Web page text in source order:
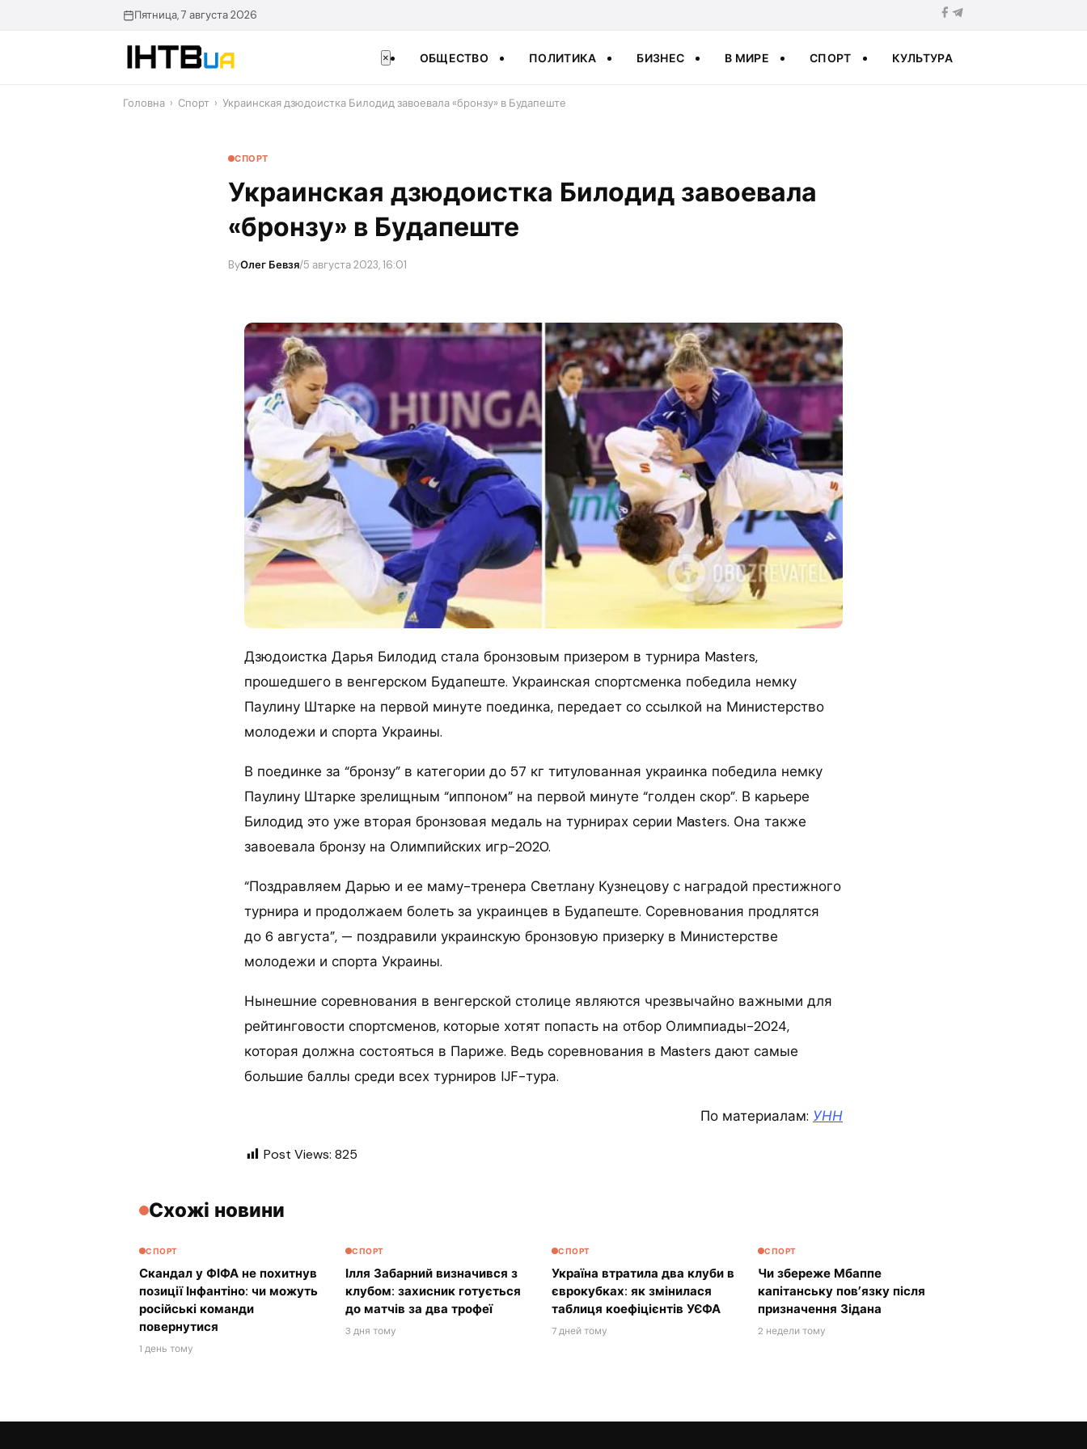
Пятница, 7 августа 2026
× ОБЩЕСТВО ПОЛИТИКА БИЗНЕС В МИРЕ СПОРТ КУЛЬТУРА
Головна › Спорт › Украинская дзюдоистка Билодид завоевала «бронзу» в Будапеште
СПОРТ
Украинская дзюдоистка Билодид завоевала
«бронзу» в Будапеште
ByОлег Бевзя/5 августа 2023, 16:01
Дзюдоистка Дарья Билодид стала бронзовым призером в турнира Masters,
прошедшего в венгерском Будапеште. Украинская спортсменка победила немку
Паулину Штарке на первой минуте поединка, передает со ссылкой на Министерство
молодежи и спорта Украины.
В поединке за “бронзу” в категории до 57 кг титулованная украинка победила немку
Паулину Штарке зрелищным “иппоном” на первой минуте “голден скор”. В карьере
Билодид это уже вторая бронзовая медаль на турнирах серии Masters. Она также
завоевала бронзу на Олимпийских игр-2020.
“Поздравляем Дарью и ее маму-тренера Светлану Кузнецову с наградой престижного
турнира и продолжаем болеть за украинцев в Будапеште. Соревнования продлятся
до 6 августа”, — поздравили украинскую бронзовую призерку в Министерстве
молодежи и спорта Украины.
Нынешние соревнования в венгерской столице являются чрезвычайно важными для
рейтинговости спортсменов, которые хотят попасть на отбор Олимпиады-2024,
которая должна состояться в Париже. Ведь соревнования в Masters дают самые
большие баллы среди всех турниров IJF-тура.
По материалам: УНН
Post Views: 825
Схожі новини
СПОРТ
Скандал у ФІФА не похитнув
позиції Інфантіно: чи можуть
російські команди
повернутися
1 день тому
СПОРТ
Ілля Забарний визначився з
клубом: захисник готується
до матчів за два трофеї
3 дня тому
СПОРТ
Україна втратила два клуби в
єврокубках: як змінилася
таблиця коефіцієнтів УЄФА
7 дней тому
СПОРТ
Чи збереже Мбаппе
капітанську пов’язку після
призначення Зідана
2 недели тому